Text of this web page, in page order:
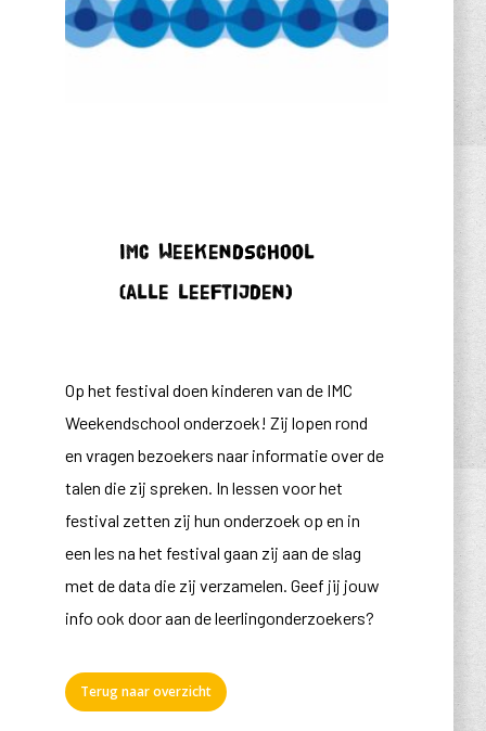
IMC Weekendschool
(alle leeftijden)
Op het festival doen kinderen van de IMC
Weekendschool onderzoek! Zij lopen rond
en vragen bezoekers naar informatie over de
talen die zij spreken. In lessen voor het
festival zetten zij hun onderzoek op en in
een les na het festival gaan zij aan de slag
met de data die zij verzamelen. Geef jij jouw
info ook door aan de leerlingonderzoekers?
Terug naar overzicht